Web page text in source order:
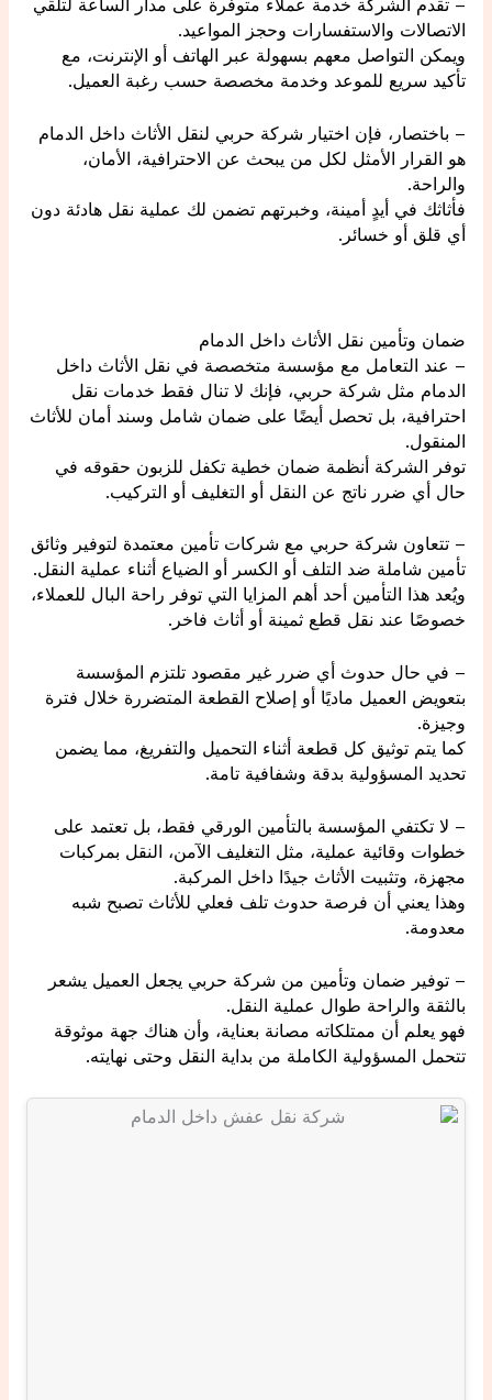
– تقدم الشركة خدمة عملاء متوفرة على مدار الساعة لتلقي
الاتصالات والاستفسارات وحجز المواعيد.
ويمكن التواصل معهم بسهولة عبر الهاتف أو الإنترنت، مع
تأكيد سريع للموعد وخدمة مخصصة حسب رغبة العميل.
– باختصار، فإن اختيار شركة حربي لنقل الأثاث داخل الدمام
هو القرار الأمثل لكل من يبحث عن الاحترافية، الأمان،
والراحة.
فأثاثك في أيدٍ أمينة، وخبرتهم تضمن لك عملية نقل هادئة دون
أي قلق أو خسائر.
ضمان وتأمين نقل الأثاث داخل الدمام
– عند التعامل مع مؤسسة متخصصة في نقل الأثاث داخل
الدمام مثل شركة حربي، فإنك لا تنال فقط خدمات نقل
احترافية، بل تحصل أيضًا على ضمان شامل وسند أمان للأثاث
المنقول.
توفر الشركة أنظمة ضمان خطية تكفل للزبون حقوقه في
حال أي ضرر ناتج عن النقل أو التغليف أو التركيب.
– تتعاون شركة حربي مع شركات تأمين معتمدة لتوفير وثائق
تأمين شاملة ضد التلف أو الكسر أو الضياع أثناء عملية النقل.
ويُعد هذا التأمين أحد أهم المزايا التي توفر راحة البال للعملاء،
خصوصًا عند نقل قطع ثمينة أو أثاث فاخر.
– في حال حدوث أي ضرر غير مقصود تلتزم المؤسسة
بتعويض العميل ماديًا أو إصلاح القطعة المتضررة خلال فترة
وجيزة.
كما يتم توثيق كل قطعة أثناء التحميل والتفريغ، مما يضمن
تحديد المسؤولية بدقة وشفافية تامة.
– لا تكتفي المؤسسة بالتأمين الورقي فقط، بل تعتمد على
خطوات وقائية عملية، مثل التغليف الآمن، النقل بمركبات
مجهزة، وتثبيت الأثاث جيدًا داخل المركبة.
وهذا يعني أن فرصة حدوث تلف فعلي للأثاث تصبح شبه
معدومة.
– توفير ضمان وتأمين من شركة حربي يجعل العميل يشعر
بالثقة والراحة طوال عملية النقل.
فهو يعلم أن ممتلكاته مصانة بعناية، وأن هناك جهة موثوقة
تتحمل المسؤولية الكاملة من بداية النقل وحتى نهايته.